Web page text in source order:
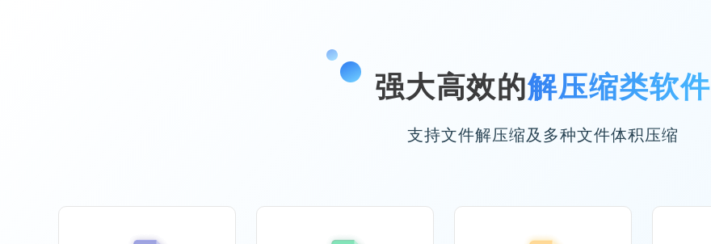
强大高效的解压缩类软件
支持文件解压缩及多种文件体积压缩